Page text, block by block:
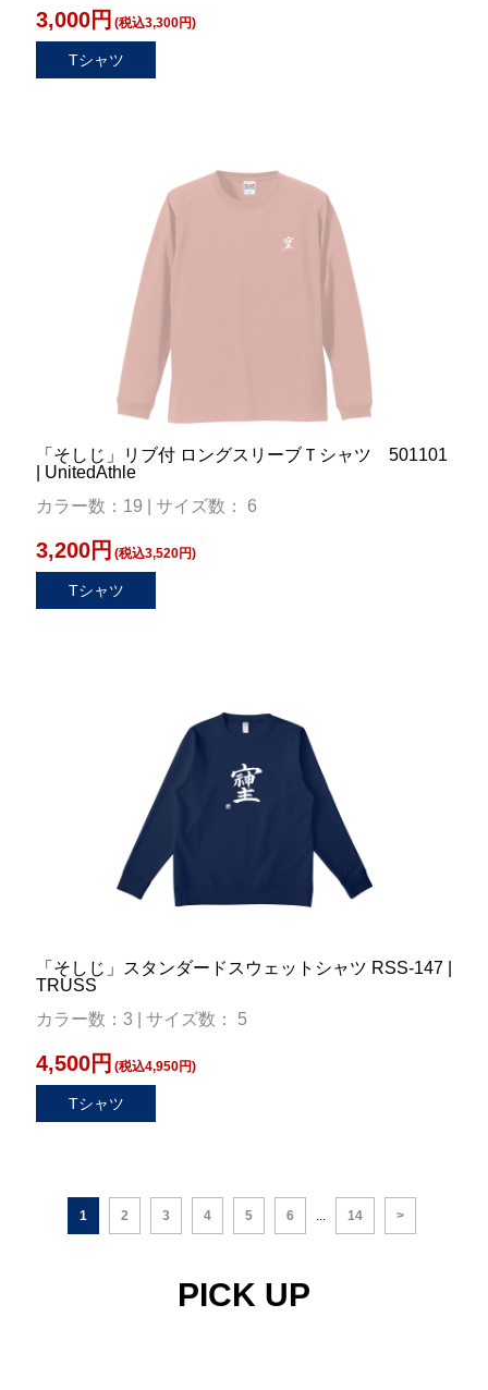
3,000円 (税込3,300円)
Tシャツ
「そしじ」リブ付 ロングスリーブＴシャツ 501101
| UnitedAthle
カラー数：19 | サイズ数： 6
3,200円 (税込3,520円)
Tシャツ
「そしじ」スタンダードスウェットシャツ RSS-147 |
TRUSS
カラー数：3 | サイズ数： 5
4,500円 (税込4,950円)
Tシャツ
1 2 3 4 5 6 ... 14 >
PICK UP